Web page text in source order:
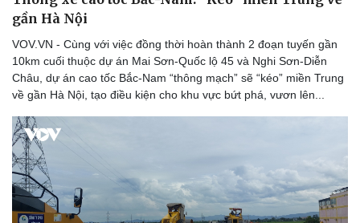
gần Hà Nội
VOV.VN - Cùng với việc đồng thời hoàn thành 2 đoạn tuyến gần
10km cuối thuộc dự án Mai Sơn-Quốc lộ 45 và Nghi Sơn-Diễn
Châu, dự án cao tốc Bắc-Nam “thông mạch” sẽ “kéo” miền Trung
về gần Hà Nội, tạo điều kiện cho khu vực bứt phá, vươn lên...